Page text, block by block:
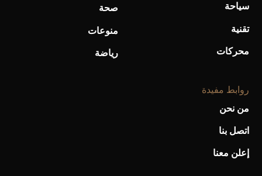
سياحة
تقنية
محركات
صحة
منوعات
رياضة
روابط مفيدة
من نحن
اتصل بنا
إعلن معنا